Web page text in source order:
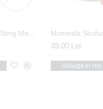
39.00 Lei
Adauga in cos